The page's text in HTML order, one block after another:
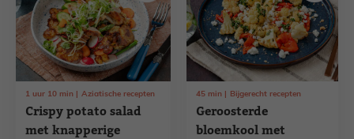
Crispy potato salad
met knapperige
1 uur 10 min Aziatische recepten
Geroosterde
bloemkool met
45 min Bijgerecht recepten